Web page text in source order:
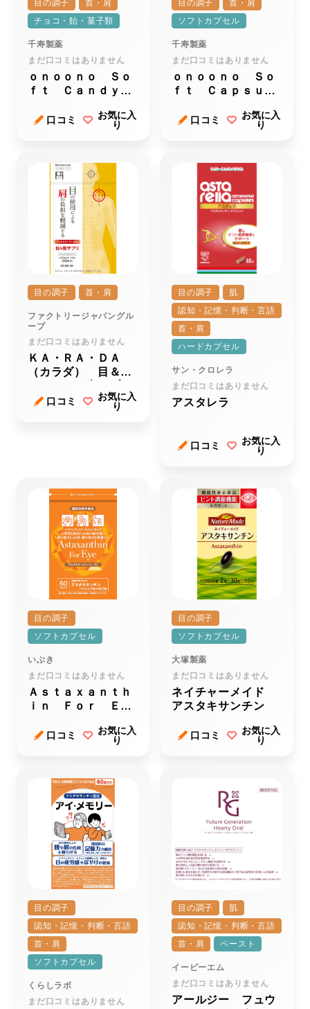
目の調子
首・肩
チョコ・飴・菓子類
千寿製薬
まだ口コミはありません
ｏｎｏｏｎｏ Ｓｏ
ｆｔ Ｃａｎｄｙ
ノオノソフトキャン
ディーフォーアイ）
口コミ
お気に入
り
目の調子
首・肩
ソフトカプセル
千寿製薬
まだ口コミはありません
ｏｎｏｏｎｏ Ｓｏ
ｆｔ Ｃａｐｓｕｌ
（オノオノソフトカ
プセルフォーアイ）
口コミ
お気に入
り
目の調子 首・肩
ファクトリージャパングル
ープ
まだ口コミはありません
ＫＡ・ＲＡ・ＤＡ
（カラダ） 目＆
メント
口コミ
お気に入
り
目の調子
肌
認知・記憶・判断・言語
首・肩
ハードカプセル
サン・クロレラ
まだ口コミはありません
アスタレラ
口コミ
お気に入
り
目の調子
ソフトカプセル
いぶき
まだ口コミはありません
Ａｓｔａｘａｎｔｈ
ｉｎ Ｆｏｒ Ｅｙ
ンフォーアイ）
口コミ
お気に入
り
目の調子
ソフトカプセル
大塚製薬
まだ口コミはありません
ネイチャーメイド
アスタキサンチン
口コミ
お気に入
り
目の調子
認知・記憶・判断・言語
首・肩
ソフトカプセル
くらしラボ
まだ口コミはありません
目の調子
肌
認知・記憶・判断・言語
首・肩
ペースト
イービーエム
まだ口コミはありません
アールジー フュウ